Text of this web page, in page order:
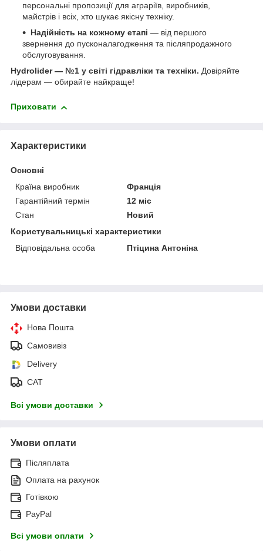
персональні пропозиції для аграріїв, виробників,
майстрів і всіх, хто шукає якісну техніку.
Надійність на кожному етапі — від першого
звернення до пусконалагодження та післяпродажного
обслуговування.
Hydrolider — №1 у світі гідравліки та техніки. Довіряйте
лідерам — обирайте найкраще!
Приховати
Характеристики
Основні
Країна виробник
Франція
Гарантійний термін
12 міс
Стан
Новий
Користувальницькі характеристики
Відповідальна особа
Птіцина Антоніна
Умови доставки
Нова Пошта
Самовивіз
Delivery
САТ
Всі умови доставки
Умови оплати
Післяплата
Оплата на рахунок
Готівкою
PayPal
Всі умови оплати